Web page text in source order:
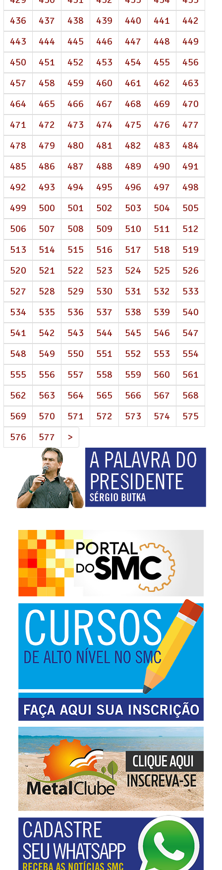
436
437 438 439 440 441
442
443
444 445 446 447 448
449
450
451 452 453 454 455
456
457
458 459 460 461 462
463
464
465 466 467 468 469
470
471
472 473 474 475 476
477
478
479 480 481 482 483
484
485
486 487 488 489 490
491
492
493 494 495 496 497
498
499
500 501 502 503 504
505
506
507 508 509 510 511
512
513
514 515 516 517 518
519
520
521 522 523 524 525
526
527
528 529 530 531 532
533
534
535 536 537 538 539
540
541
542 543 544 545 546
547
548
549 550 551 552 553
554
555
556 557 558 559 560
561
562
563 564 565 566 567
568
569
570 571 572 573 574
575
576
577 >